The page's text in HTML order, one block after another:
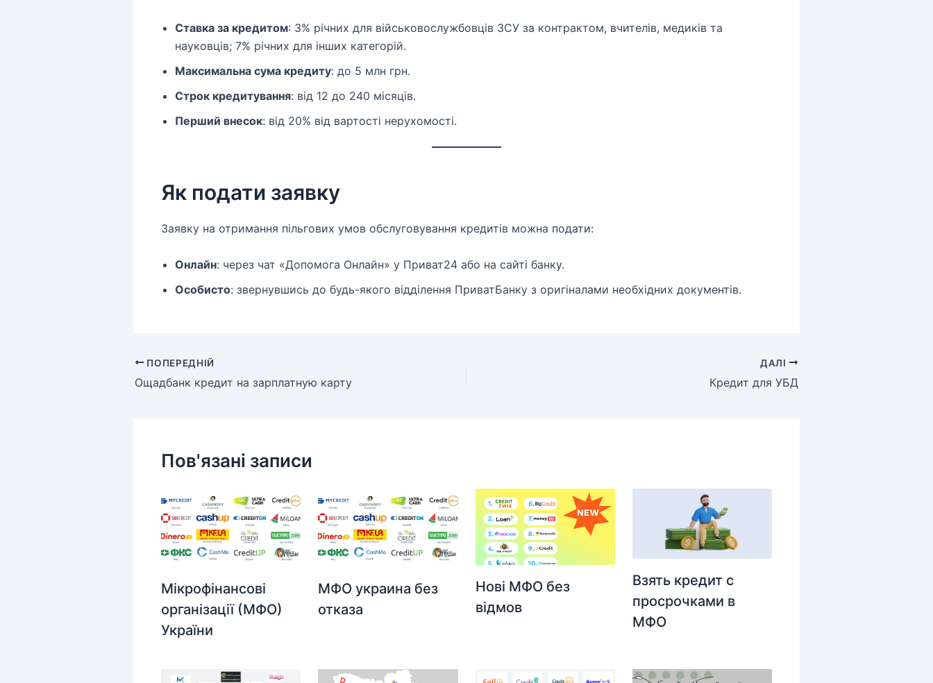
Ставка за кредитом: 3% річних для військовослужбовців ЗСУ за контрактом, вчителів, медиків та
науковців; 7% річних для інших категорій.
Максимальна сума кредиту: до 5 млн грн.
Строк кредитування: від 12 до 240 місяців.
Перший внесок: від 20% від вартості нерухомості.
Як подати заявку
Заявку на отримання пільгових умов обслуговування кредитів можна подати:
Онлайн: через чат «Допомога Онлайн» у Приват24 або на сайті банку.
Особисто: звернувшись до будь-якого відділення ПриватБанку з оригіналами необхідних документів.
ПОПЕРЕДНІЙ
Ощадбанк кредит на зарплатную карту
ДАЛІ
Кредит для УБД
Пов'язані записи
Мікрофінансові
організації (МФО)
України
МФО украина без
отказа
Нові МФО без
відмов
Взять кредит с
просрочками в
МФО